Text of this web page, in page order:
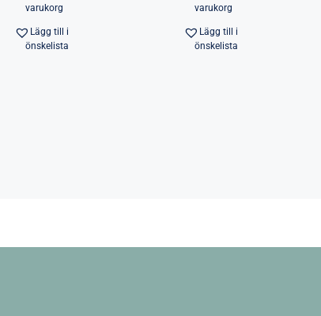
varukorg
Lägg till i
önskelista
varukorg
Lägg till i
önskelista